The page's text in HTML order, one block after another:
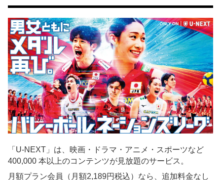
「U-NEXT」は、映画・ドラマ・アニメ・スポーツなど
400,000 本以上のコンテンツが見放題のサービス。
月額プラン会員（月額2,189円税込）なら、追加料金なし